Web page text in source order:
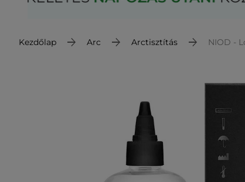
Kezdőlap Arc Arctisztítás NIOD -